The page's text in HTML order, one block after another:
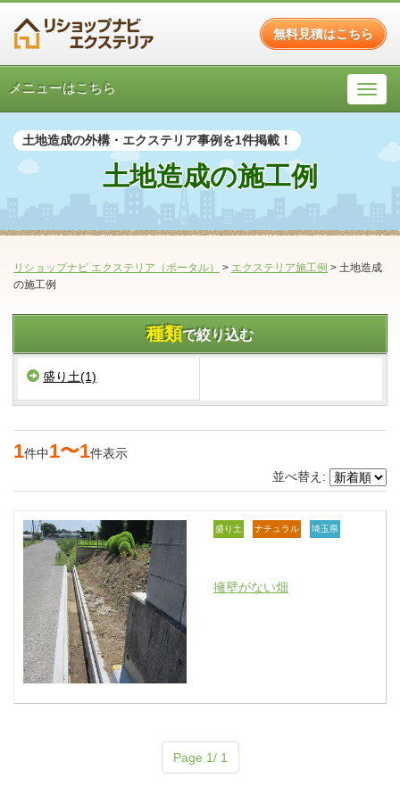
無料見積はこちら
メニューはこちら
土地造成の外構・エクステリア事例を1件掲載！
土地造成の施工例
リショップナビ エクステリア（ポータル） > エクステリア施工例 > 土地造成
の施工例
種類で絞り込む
盛り土(1)
1件中1〜1件表示
並べ替え:
盛り土 ナチュラル 埼玉県
擁壁がない畑
Page 1/ 1